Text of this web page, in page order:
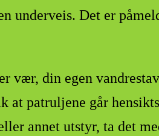
underveis. Det er
vær, din egen
at patruljene går
annet utstyr, ta det